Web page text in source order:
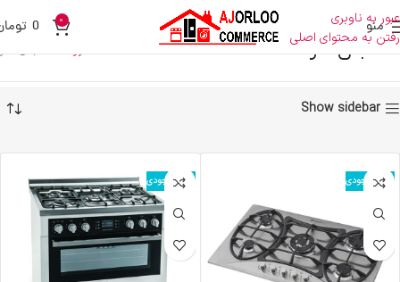
عبور به ناوبری
رفتن به محتوای اصلی
منو 0
0
اجاق گاز خانه فروشگاه اجاق گاز
Show sidebar
اتمام موجودی اتمام موجودی